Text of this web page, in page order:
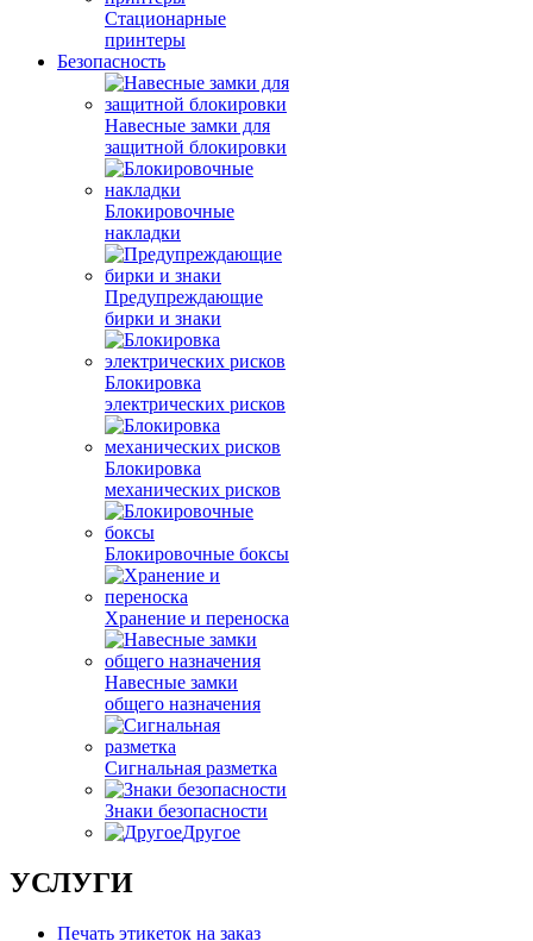
Стационарные
принтеры
Безопасность
Навесные замки для
защитной блокировки
Блокировочные
накладки
Предупреждающие
бирки и знаки
Блокировка
электрических рисков
Блокировка
механических рисков
Блокировочные боксы
Хранение и переноска
Навесные замки
общего назначения
Сигнальная разметка
Знаки безопасности
Другое
УСЛУГИ
Печать этикеток на заказ